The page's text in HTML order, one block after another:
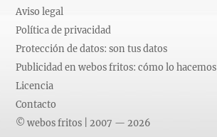
Aviso legal
Política de privacidad
Protección de datos: son tus datos
Publicidad en webos fritos: cómo lo hacemos
Licencia
Contacto
© webos fritos | 2007 — 2026